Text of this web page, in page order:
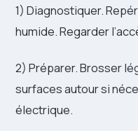
1) Diagnostiquer.
humide. Regarder
2) Préparer. Brosser
surfaces autour si
électrique.